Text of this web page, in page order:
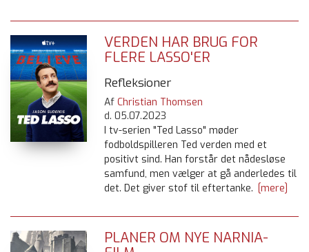
VERDEN HAR BRUG FOR
FLERE LASSO'ER
Refleksioner
Af Christian Thomsen
d. 05.07.2023
I tv-serien "Ted Lasso" møder
fodboldspilleren Ted verden med et
positivt sind. Han forstår det nådesløse
samfund, men vælger at gå anderledes til
det. Det giver stof til eftertanke. [mere]
PLANER OM NYE NARNIA-